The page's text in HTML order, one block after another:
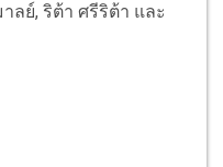
ลย์, ริต้า ศรีริต้า และ